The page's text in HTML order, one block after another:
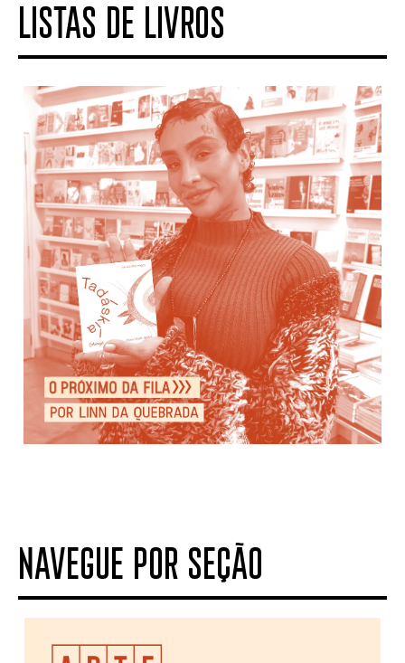
LISTAS DE LIVROS
NAVEGUE POR SEÇÃO